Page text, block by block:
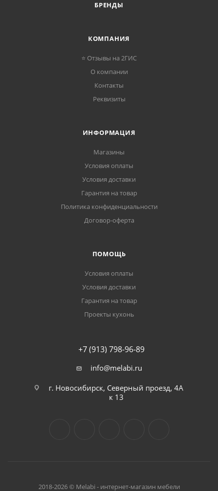
БРЕНДЫ
КОМПАНИЯ
⭐ Отзывы на 2ГИС
О компании
Контакты
Реквизиты
ИНФОРМАЦИЯ
Магазины
Условия оплаты
Условия доставки
Гарантия на товар
Политика конфиденциальности
Договор-оферта
ПОМОЩЬ
Условия оплаты
Условия доставки
Гарантия на товар
Проекты кухонь
+7 (913) 798-96-89
info@melabi.ru
г. Новосибирск, Северный проезд, 4А
к 13
2018-2026 © Melabi - интернет-магазин мебели